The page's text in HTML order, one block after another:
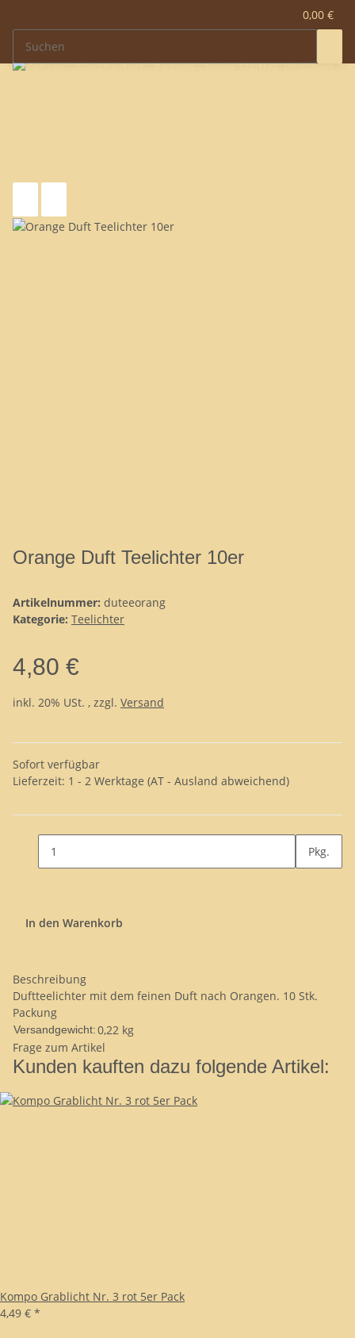
0,00 €
Orange Duft Teelichter 10er
Artikelnummer: duteeorang
Kategorie: Teelichter
4,80 €
inkl. 20% USt. , zzgl. Versand
Sofort verfügbar
Lieferzeit: 1 - 2 Werktage (AT - Ausland abweichend)
Pkg.
In den Warenkorb
Beschreibung
Duftteelichter mit dem feinen Duft nach Orangen. 10 Stk.
Packung
Versandgewicht:0,22 kg
Frage zum Artikel
Kunden kauften dazu folgende Artikel:
Kompo Grablicht Nr. 3 rot 5er Pack
4,49 € *